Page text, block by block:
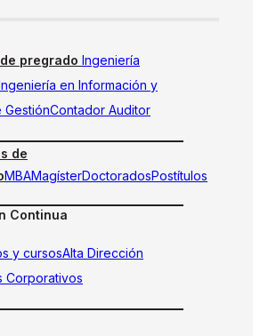
pregrado Ingeniería
en Información y
GestiónContador Auditor
de
MBAMagísterDoctoradosPostítulos
Continua
y cursosAlta Dirección
Corporativos